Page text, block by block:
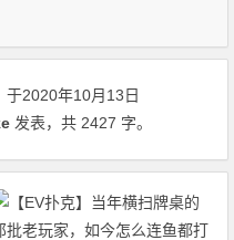
于2020年10月13日
发表，共 2427 字。